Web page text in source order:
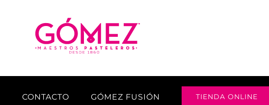
CONTACTO GÓMEZ FUSIÓN TIENDA ONLINE